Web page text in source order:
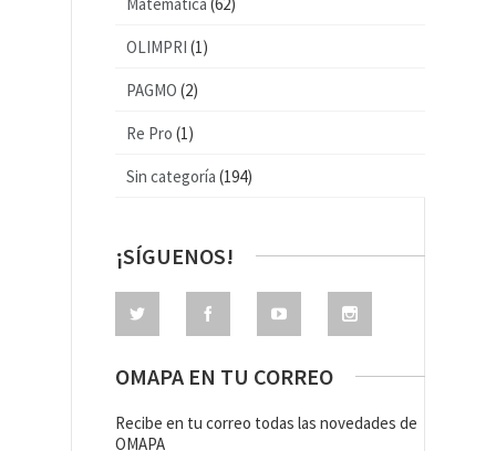
OLIMPRI (1)
PAGMO (2)
Re Pro (1)
Sin categoría (194)
¡SÍGUENOS!
OMAPA EN TU CORREO
Recibe en tu correo todas las novedades de
OMAPA